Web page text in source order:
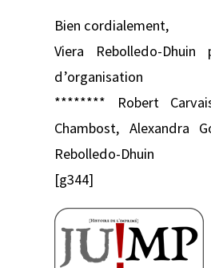
Bien cordialement,
Viera Rebolledo-
d’organisation
******** Robert
Chambost, Alexandra
Rebolledo-Dhuin
[g344]